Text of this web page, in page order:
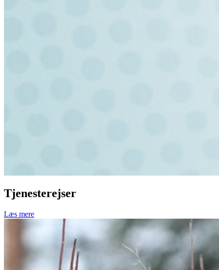
Tjenesterejser
Læs mere